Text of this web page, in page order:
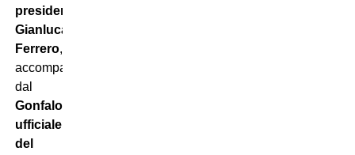
presidente
Gianluca
Ferrero,
accompagnato
dal
Gonfalone
ufficiale
del